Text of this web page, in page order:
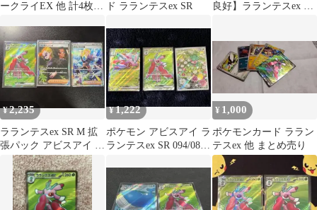
ークライEX 他 計4枚セ
ド ラランテスex SR
良好】ラランテスex SR
¥2,235
ラランテスex SR M 拡
張パック アビスアイ キ
ラ 094/081
¥1,222
ポケモン アビスアイ ラ
ランテスex SR 094/081
¥ 1,000
ポケモンカード ララン
テスex 他 まとめ売り